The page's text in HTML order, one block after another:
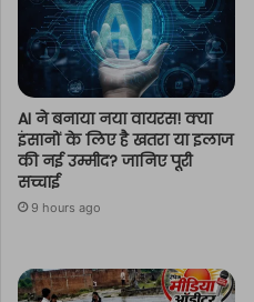
AI ने बनाया नया वायरस! क्या
इंसानों के लिए है खतरा या इलाज
की नई उम्मीद? जानिए पूरी
सच्चाई
9 hours ago